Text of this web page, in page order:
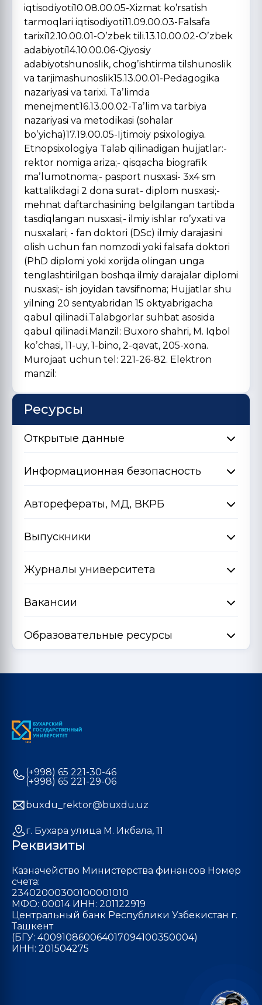
iqtisodiyoti10.08.00.05-Xizmat koʼrsatish
tarmoqlari iqtisodiyoti11.09.00.03-Falsafa
tarixi12.10.00.01-Oʼzbek tili.13.10.00.02-Oʼzbek
adabiyoti14.10.00.06-Qiyosiy
adabiyotshunoslik, chogʼishtirma tilshunoslik
va tarjimashunoslik15.13.00.01-Pedagogika
nazariyasi va tarixi. Taʼlimda
menejment16.13.00.02-Taʼlim va tarbiya
nazariyasi va metodikasi (sohalar
boʼyicha)17.19.00.05-Ijtimoiy psixologiya.
Etnopsixologiya Talab qilinadigan hujjatlar:-
rektor nomiga ariza;- qisqacha biografik
maʼlumotnoma;- pasport nusxasi- 3x4 sm
kattalikdagi 2 dona surat- diplom nusxasi;-
mehnat daftarchasining belgilangan tartibda
tasdiqlangan nusxasi;- ilmiy ishlar roʼyxati va
nusxalari; - fan doktori (DSc) ilmiy darajasini
olish uchun fan nomzodi yoki falsafa doktori
(PhD diplomi yoki xorijda olingan unga
tenglashtirilgan boshqa ilmiy darajalar diplomi
nusxasi;- ish joyidan tavsifnoma; Hujjatlar shu
yilning 20 sentyabridan 15 oktyabrigacha
qabul qilinadi.Talabgorlar suhbat asosida
qabul qilinadi.Manzil: Buxoro shahri, M. Iqbol
koʼchasi, 11-uy, 1-bino, 2-qavat, 205-xona.
Murojaat uchun tel: 221-26-82. Elektron
manzil:
Ресурсы
Открытые данные
Информационная безопасность
Авторефераты, МД, ВКРБ
Выпускники
Журналы университета
Вакансии
Образовательные ресурсы
(+998) 65 221-30-46
(+998) 65 221-29-06
buxdu_rektor@buxdu.uz
г. Бухара улица М. Икбала, 11
Реквизиты
Казначейство Министерства финансов Номер
счета:
23402000300100001010
МФО: 00014 ИНН: 201122919
Центральный банк Республики Узбекистан г.
Ташкент
(БГУ: 400910860064017094100350004)
ИНН: 201504275